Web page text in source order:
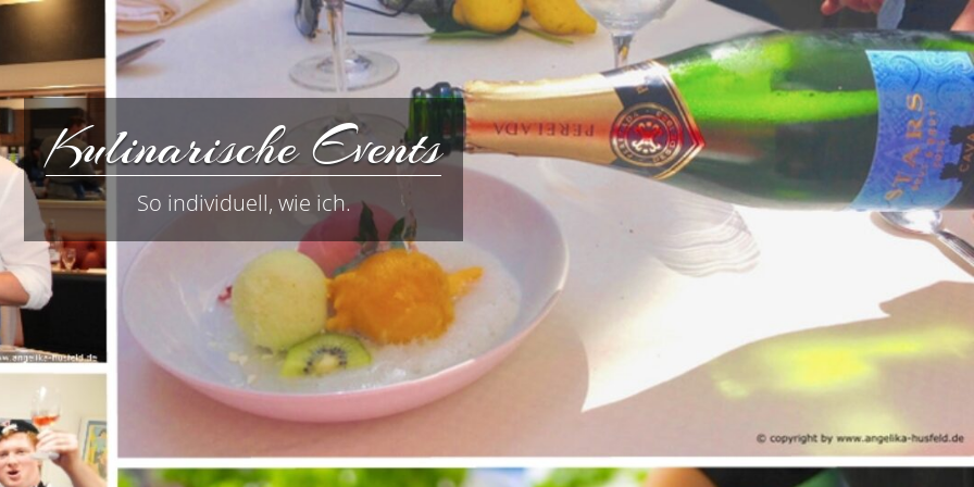
Kulinarische Events
So individuell, wie ich.